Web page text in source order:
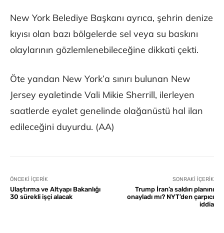
New York Belediye Başkanı ayrıca, şehrin denize
kıyısı olan bazı bölgelerde sel veya su baskını
olaylarının gözlemlenebileceğine dikkati çekti.
Öte yandan New York’a sınırı bulunan New
Jersey eyaletinde Vali Mikie Sherrill, ilerleyen
saatlerde eyalet genelinde olağanüstü hal ilan
edileceğini duyurdu. (AA)
ÖNCEKI İÇERIK
Ulaştırma ve Altyapı Bakanlığı
30 sürekli işçi alacak
SONRAKI İÇERIK
Trump İran’a saldırı planını
onayladı mı? NYT’den çarpıcı
iddia